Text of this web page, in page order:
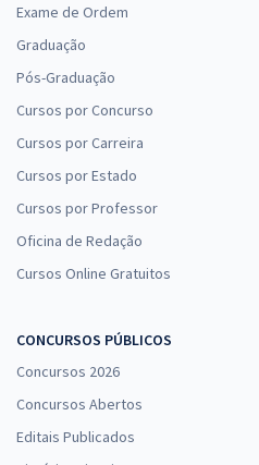
Exame de Ordem
Graduação
Pós-Graduação
Cursos por Concurso
Cursos por Carreira
Cursos por Estado
Cursos por Professor
Oficina de Redação
Cursos Online Gratuitos
CONCURSOS PÚBLICOS
Concursos 2026
Concursos Abertos
Editais Publicados